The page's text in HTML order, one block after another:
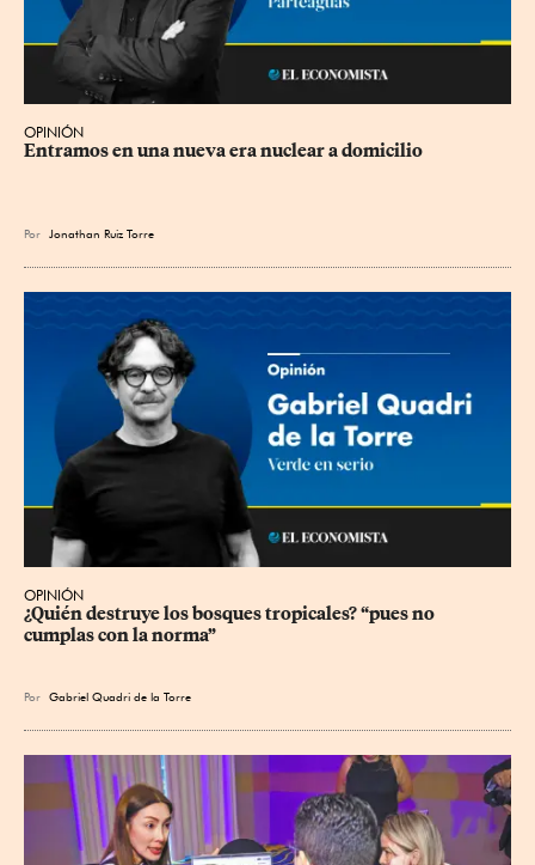
OPINIÓN
Entramos en una nueva era nuclear a domicilio
Por Jonathan Ruiz Torre
OPINIÓN
¿Quién destruye los bosques tropicales? “pues no
cumplas con la norma”
Por Gabriel Quadri de la Torre